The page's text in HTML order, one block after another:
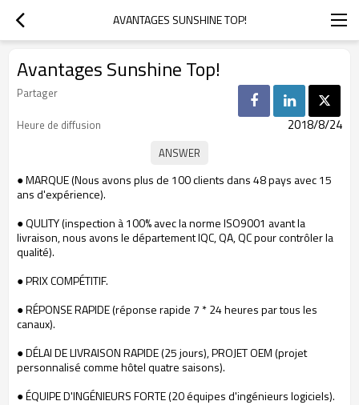
AVANTAGES SUNSHINE TOP!
Avantages Sunshine Top!
Partager
Heure de diffusion
2018/8/24
● MARQUE (Nous avons plus de 100 clients dans 48 pays avec 15
ans d'expérience).
● QULITY (inspection à 100% avec la norme ISO9001 avant la
livraison, nous avons le département IQC, QA, QC pour contrôler la
qualité).
● PRIX COMPÉTITIF.
● RÉPONSE RAPIDE (réponse rapide 7 * 24 heures par tous les
canaux).
● DÉLAI DE LIVRAISON RAPIDE (25 jours), PROJET OEM (projet
personnalisé comme hôtel quatre saisons).
● ÉQUIPE D'INGÉNIEURS FORTE (20 équipes d'ingénieurs logiciels).